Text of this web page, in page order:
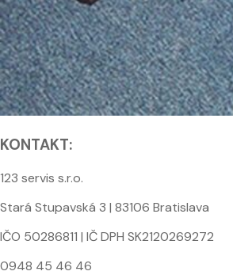
KONTAKT:
123 servis s.r.o.
Stará Stupavská 3 | 83106 Bratislava
IČO 50286811 | IČ DPH SK2120269272
0948 45 46 46